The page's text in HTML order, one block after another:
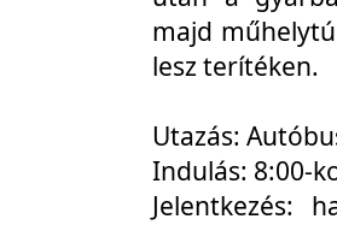
majd
lesz terítéken.
Utazás:
Indulás: 8:00-
Jelentkezés: